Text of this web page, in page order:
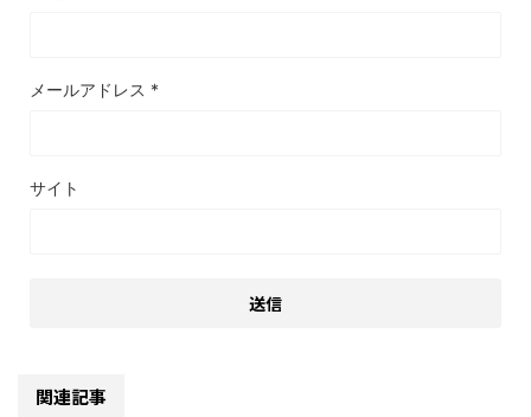
メールアドレス *
サイト
関連記事